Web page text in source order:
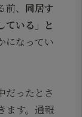
、 同居す
ている」と
になってい
だったとさ
ます。通報